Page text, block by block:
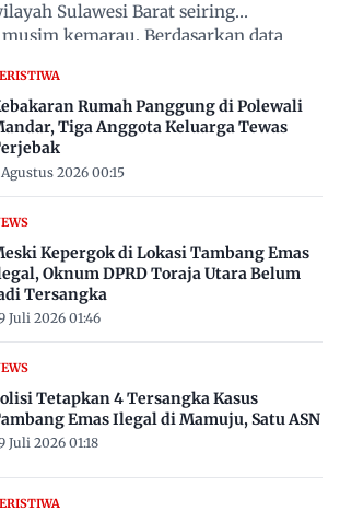
Sulawesi Barat seiring
kemarau. Berdasarkan data
Rumah Panggung di Polewali
Tiga Anggota Keluarga Tewas
2026 00:15
Kepergok di Lokasi Tambang Emas
Oknum DPRD Toraja Utara Belum
Tersangka
Juli 2026 01:46
Tetapkan 4 Tersangka Kasus
Emas Ilegal di Mamuju, Satu ASN
Juli 2026 01:18